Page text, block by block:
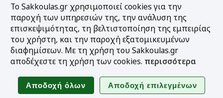
Συγγραμμάτων
Εργαλεία
Online υπολογισμός τόκων
Υπηρεσία Ηλεκτρονικής
Sitemap
Το Sakkoulas.gr χρησιμοποιεί cookies για την
παροχή των υπηρεσιών της, την ανάλυση της
επισκεψιμότητας, τη βελτιστοποίηση της εμπειρίας
του χρήστη, και την παροχή εξατομικευμένων
διαφημίσεων. Με τη χρήση του Sakkoulas.gr
αποδέχεστε τη χρήση των cookies. περισσότερα